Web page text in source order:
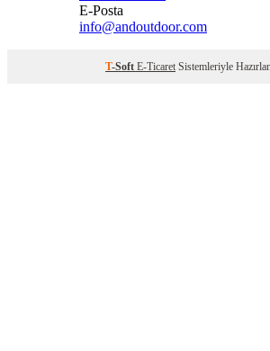
E-Posta
info@andoutdoor.com
T-Soft E-Ticaret Sistemleriyle